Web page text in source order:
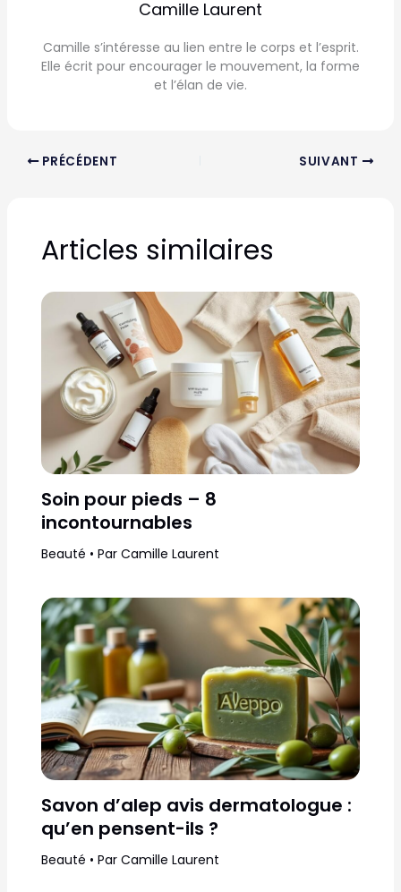
Camille Laurent
Camille s’intéresse au lien entre le corps et l’esprit.
Elle écrit pour encourager le mouvement, la forme
et l’élan de vie.
PRÉCÉDENT SUIVANT
Articles similaires
Soin pour pieds – 8
incontournables
Beauté • Par Camille Laurent
Savon d’alep avis dermatologue :
qu’en pensent-ils ?
Beauté • Par Camille Laurent